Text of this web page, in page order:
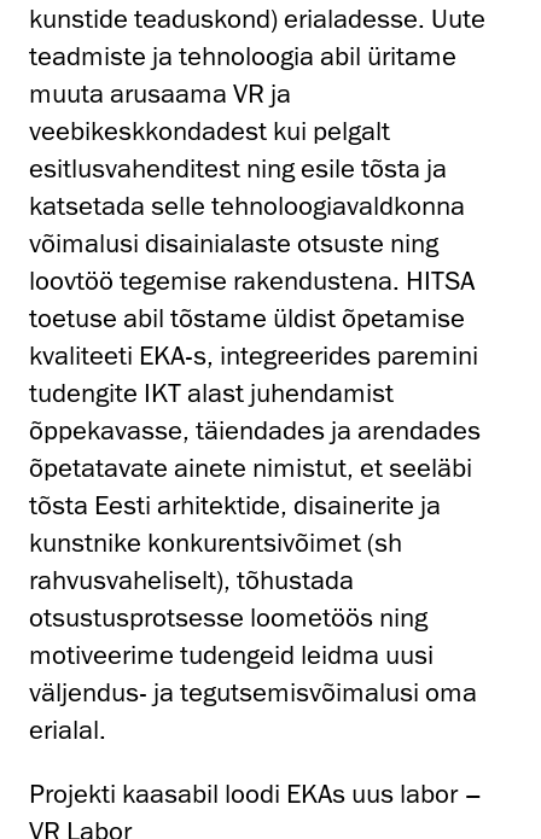
kunstide teaduskond) erialadesse. Uute
teadmiste ja tehnoloogia abil üritame
muuta arusaama VR ja
veebikeskkondadest kui pelgalt
esitlusvahenditest ning esile tõsta ja
katsetada selle tehnoloogiavaldkonna
võimalusi disainialaste otsuste ning
loovtöö tegemise rakendustena. HITSA
toetuse abil tõstame üldist õpetamise
kvaliteeti EKA-s, integreerides paremini
tudengite IKT alast juhendamist
õppekavasse, täiendades ja arendades
õpetatavate ainete nimistut, et seeläbi
tõsta Eesti arhitektide, disainerite ja
kunstnike konkurentsivõimet (sh
rahvusvaheliselt), tõhustada
otsustusprotsesse loometöös ning
motiveerime tudengeid leidma uusi
väljendus- ja tegutsemisvõimalusi oma
erialal.
Projekti kaasabil loodi EKAs uus labor –
VR Labor